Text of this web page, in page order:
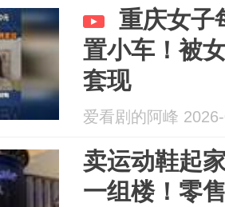
重庆女子
置小车！被
套现
爱看剧的阿峰
卖运动鞋起
一组楼！零